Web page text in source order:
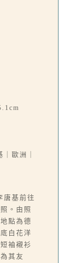
歐洲｜
唐基前往
。由照
點為德
白花洋
袖襯衫
其友